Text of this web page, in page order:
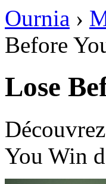
Ournia ›
Before
Lose
You Win